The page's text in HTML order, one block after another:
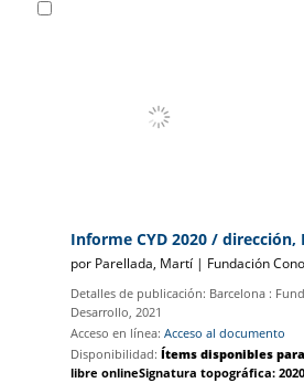
Informe CYD 2020/ dirección,
por Parellada, Martí | Fundación
Detalles de publicación: Barcelona :
Desarrollo, 2021
Acceso en línea:Acceso al documento
Disponibilidad:Ítems disponibles
libre onlineSignatura topográfica: